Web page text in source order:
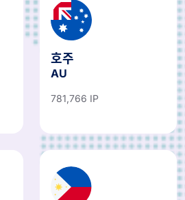
호주
AU
781,766 IP